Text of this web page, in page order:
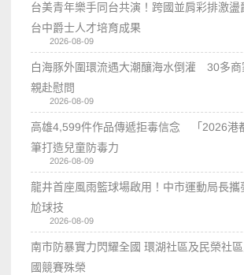
台美青年樂手同台共演！跨國並肩彩排激
台中爵士人才培育成果
2026-08-09
白海豚外圍環流遇大潮釀海水倒灌 30多
親赴慰問
2026-08-09
高雄4,599件作品傳遞拒毒信念 「2026港
筆打造兒童防毒力
2026-08-09
龍井首座風雨籃球場啟用！中市運動局長攜
尬球技
2026-08-09
南市防暴實力閃耀全國 環湖社區及民榮社
國競賽殊榮